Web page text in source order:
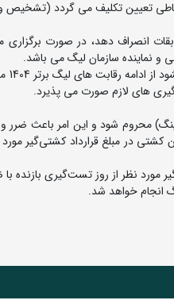
تعیین تکلیف می گردد
انصراف دهد، در صورت برگزاری
و نماینده سازمان لیگ می باشد.
4-
های لازم صورت می پذیرد.
محروم شود و این امر باعث ضرر
در مبلغ قرارداد کشتی‌گیر مورد